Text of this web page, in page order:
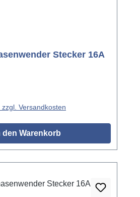
Stecker 16A
Versandkosten
den Warenkorb